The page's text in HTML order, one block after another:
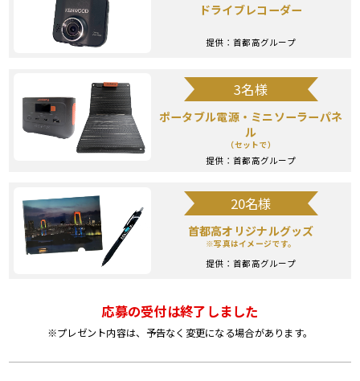
ドライブレコーダー
提供：首都高グループ
3名様
ポータブル電源・ミニソーラーパネ
ル
（セットで）
提供：首都高グループ
20名様
首都高オリジナルグッズ
※写真はイメージです。
提供：首都高グループ
応募の受付は終了しました
※プレゼント内容は、予告なく変更になる場合があります。